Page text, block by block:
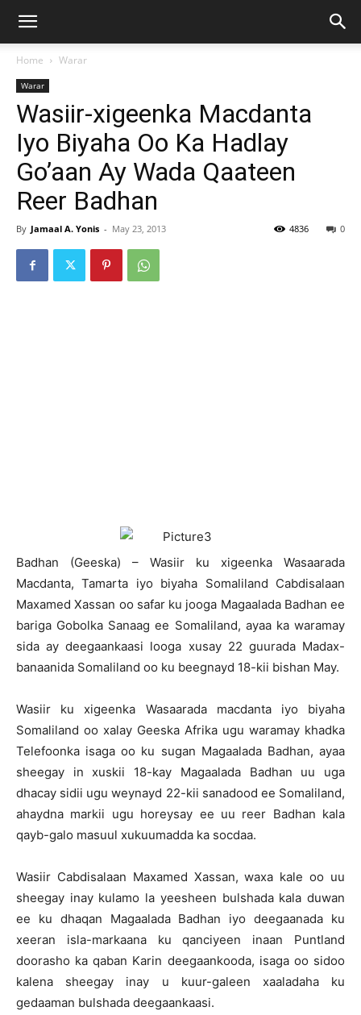
Home Warar
Warar
Wasiir-xigeenka Macdanta
Iyo Biyaha Oo Ka Hadlay
Go’aan Ay Wada Qaateen
Reer Badhan
By Jamaal A. Yonis - May 23, 2013 0
4836
Badhan (Geeska) – Wasiir ku xigeenka Wasaarada
Macdanta, Tamarta iyo biyaha Somaliland Cabdisalaan
Maxamed Xassan oo safar ku jooga Magaalada Badhan ee
bariga Gobolka Sanaag ee Somaliland, ayaa ka waramay
sida ay deegaankaasi looga xusay 22 guurada Madax-
banaanida Somaliland oo ku beegnayd 18-kii bishan May.
Wasiir ku xigeenka Wasaarada macdanta iyo biyaha
Somaliland oo xalay Geeska Afrika ugu waramay khadka
Telefoonka isaga oo ku sugan Magaalada Badhan, ayaa
sheegay in xuskii 18-kay Magaalada Badhan uu uga
dhacay sidii ugu weynayd 22-kii sanadood ee Somaliland,
ahaydna markii ugu horeysay ee uu reer Badhan kala
qayb-galo masuul xukuumadda ka socdaa.
Wasiir Cabdisalaan Maxamed Xassan, waxa kale oo uu
sheegay inay kulamo la yeesheen bulshada kala duwan
ee ku dhaqan Magaalada Badhan iyo deegaanada ku
xeeran isla-markaana ku qanciyeen inaan Puntland
doorasho ka qaban Karin deegaankooda, isaga oo sidoo
kalena sheegay inay u kuur-galeen xaaladaha ku
gedaaman bulshada deegaankaasi.